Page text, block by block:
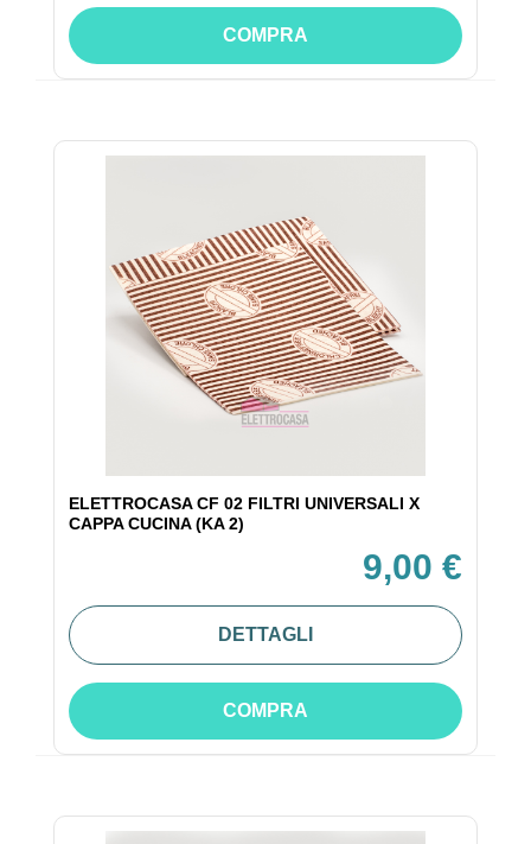
COMPRA
ELETTROCASA CF 02 FILTRI UNIVERSALI X
CAPPA CUCINA (KA 2)
9,00 €
DETTAGLI
COMPRA